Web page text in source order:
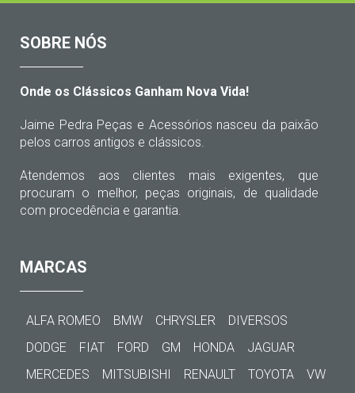
SOBRE NÓS
Onde os Clássicos Ganham Nova Vida!
Jaime Pedra Peças e Acessórios nasceu da paixão
pelos carros antigos e clássicos.
Atendemos aos clientes mais exigentes, que
procuram o melhor, peças originais, de qualidade
com procedência e garantia.
MARCAS
ALFA ROMEO BMW CHRYSLER
DIVERSOS
DODGE
FIAT FORD GM HONDA
JAGUAR
MERCEDES
MITSUBISHI RENAULT TOYOTA
VW